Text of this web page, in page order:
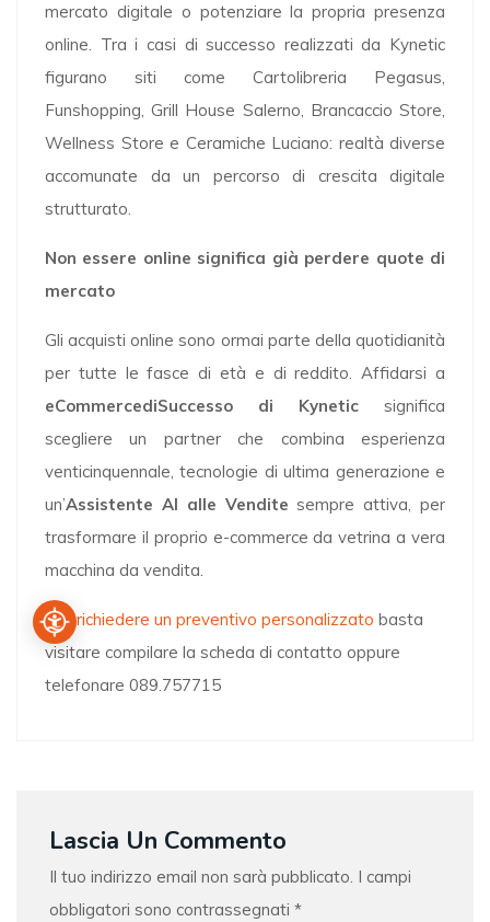
mercato digitale o potenziare la propria presenza
online. Tra i casi di successo realizzati da Kynetic
figurano siti come Cartolibreria Pegasus,
Funshopping, Grill House Salerno, Brancaccio Store,
Wellness Store e Ceramiche Luciano: realtà diverse
accomunate da un percorso di crescita digitale
strutturato.
Non essere online significa già perdere quote di
mercato
Gli acquisti online sono ormai parte della quotidianità
per tutte le fasce di età e di reddito. Affidarsi a
eCommercediSuccesso di Kynetic significa
scegliere un partner che combina esperienza
venticinquennale, tecnologie di ultima generazione e
un’Assistente AI alle Vendite sempre attiva, per
trasformare il proprio e-commerce da vetrina a vera
macchina da vendita.
Per richiedere un preventivo personalizzato basta
visitare compilare la scheda di contatto oppure
telefonare 089.757715
Lascia Un Commento
Il tuo indirizzo email non sarà pubblicato. I campi
obbligatori sono contrassegnati *